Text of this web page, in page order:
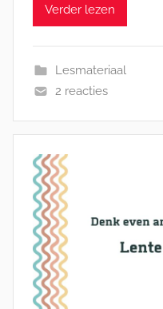
Verder lezen
Lesmateriaal
2 reacties